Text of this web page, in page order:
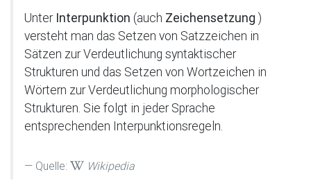
Unter Interpunktion (auch Zeichensetzung )
versteht man das Setzen von Satzzeichen in
Sätzen zur Verdeutlichung syntaktischer
Strukturen und das Setzen von Wortzeichen in
Wörtern zur Verdeutlichung morphologischer
Strukturen. Sie folgt in jeder Sprache
entsprechenden Interpunktionsregeln.
Quelle: Wikipedia